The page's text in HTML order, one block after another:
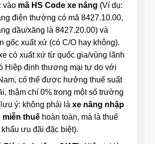
vào mã HS Code xe nâng (Ví dụ:
điện thường có mã 8427.10.00,
dầu/xăng là 8427.20.00) và
gốc xuất xứ (có C/O hay không).
có xuất xứ từ quốc gia/vùng lãnh
Hiệp định thương mại tự do với
có thể được hưởng thuế suất
thậm chí 0% trong một số trường
ý: không phải là xe nâng nhập
miễn thuếhoàn toàn, mà là thuế
khẩu ưu đãi đặc biệt).